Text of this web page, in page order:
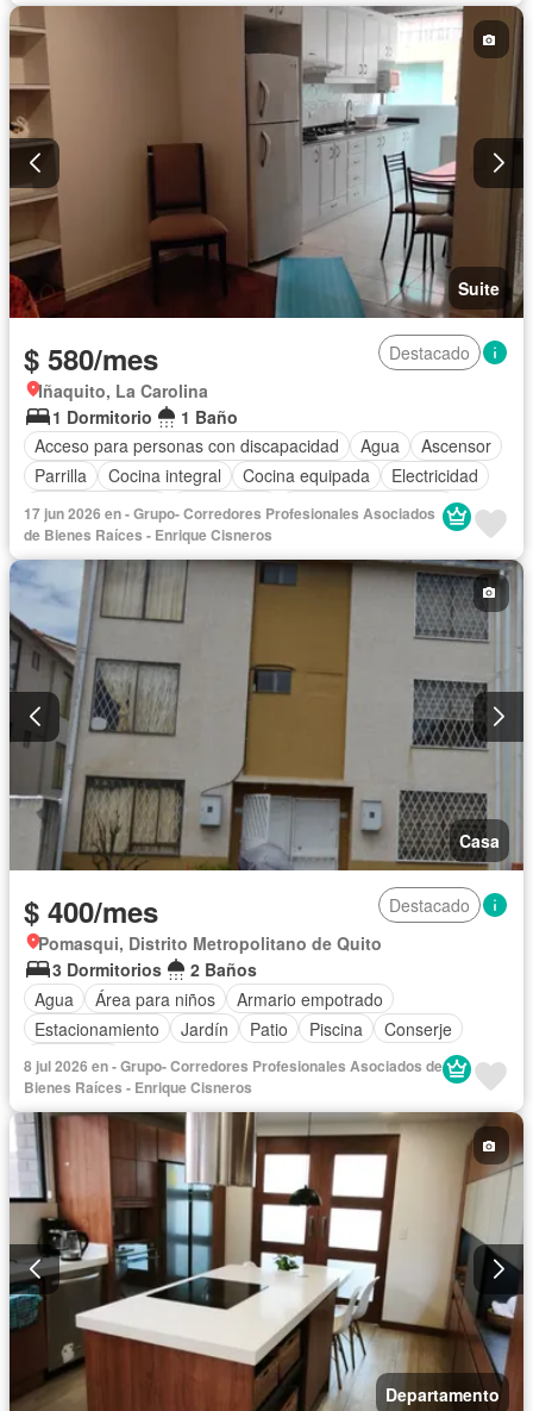
Seguridad
Vista panorámica
Completamente amoblado
Suite
$ 580/mes
Destacado
Iñaquito, La Carolina
1 Dormitorio
1 Baño
Acceso para personas con discapacidad
Agua
Ascensor
Parrilla
Cocina integral Cocina equipada
Electricidad
Estacionamiento
Gas natural
Garita de guardianía
Jacuzzi
Conserje Sauna
Vista panorámica
Completamente amoblado
17 jun 2026 en - Grupo- Corredores Profesionales Asociados
de Bienes Raíces - Enrique Cisneros
Casa
$ 400/mes
Destacado
Pomasqui, Distrito Metropolitano de Quito
3 Dormitorios
2 Baños
Agua
Área para niños
Armario empotrado
Estacionamiento
Jardín Patio Piscina
Conserje
Seguridad
8 jul 2026 en - Grupo- Corredores Profesionales Asociados de
Bienes Raíces - Enrique Cisneros
Departamento